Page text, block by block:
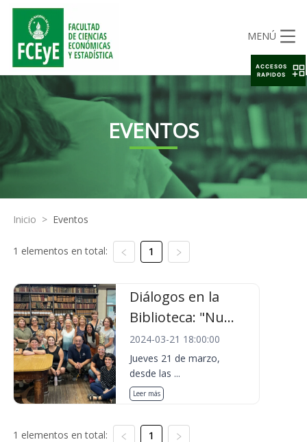
MENÚ
EVENTOS
Inicio > Eventos
1 elementos en total: 1
Diálogos en la
Biblioteca: "Nu...
2024-03-21 18:00:00
Jueves 21 de marzo,
desde las ...
Leer más
1 elementos en total: 1
ACCESOS
RAPIDOS